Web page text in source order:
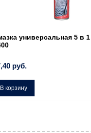
универсальная 5 в 1
руб.
В корзину